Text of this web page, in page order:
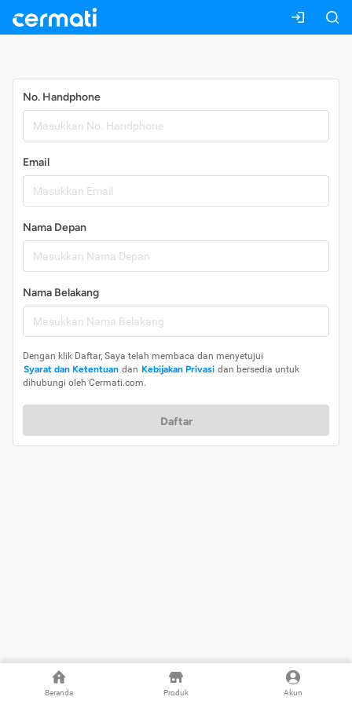
Beranda Produk Akun
No. Handphone
Email
Nama Depan
Nama Belakang
Dengan klik Daftar, Saya telah membaca dan menyetujui
Syarat dan Ketentuan dan Kebijakan Privasi dan bersedia untuk
dihubungi oleh Cermati.com.
Daftar